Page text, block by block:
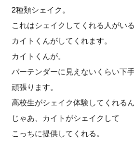
2種類シェイク。
これはシェイクしてくれる人がい
カイトくんがしてくれます。
カイトくんが。
バーテンダーに見えないくらい下
頑張ります。
高校生がシェイク体験してくれるん
じゃあ、カイトがシェイクして
こっちに提供してくれる。